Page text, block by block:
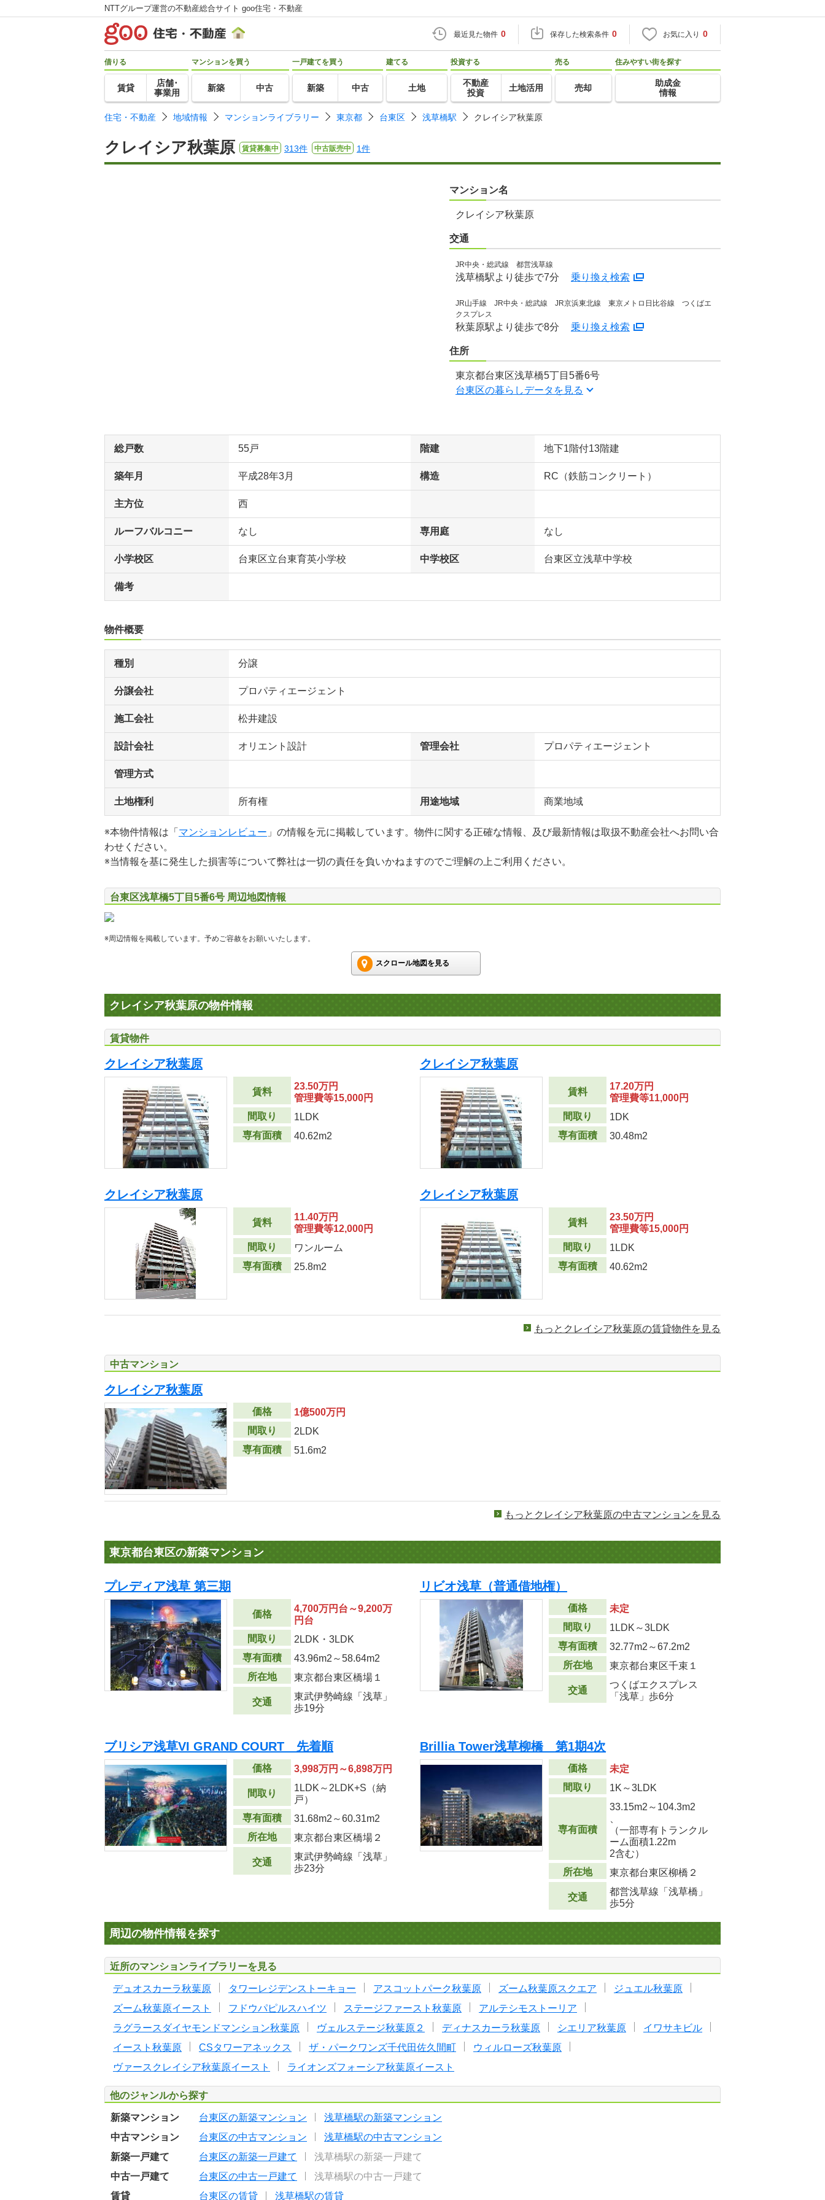
NTTグループ運営の不動産総合サイト goo住宅・不動産
最近見た物件 0 保存した検索条件 0 お気に入り 0
借りる
賃貸
店舗･
事業用
マンションを買う
新築 中古
一戸建てを買う
新築 中古
建てる
土地
投資する
不動産
投資
土地活用
売る
売却
住みやすい街を探す
助成金
情報
住宅・不動産 地域情報 マンションライブラリー 東京都 台東区 浅草橋駅 クレイシア秋葉原
クレイシア秋葉原 賃貸募集中 313件 中古販売中 1件
マンション名
クレイシア秋葉原
交通
JR中央・総武線 都営浅草線
浅草橋駅より徒歩で7分 乗り換え検索
JR山手線 JR中央・総武線 JR京浜東北線 東京メトロ日比谷線 つくばエ
クスプレス
秋葉原駅より徒歩で8分 乗り換え検索
住所
東京都台東区浅草橋5丁目5番6号
台東区の暮らしデータを見る
総戸数 55戸 階建 地下1階付13階建
築年月 平成28年3月 構造 RC（鉄筋コンクリート）
主方位 西
ルーフバルコニー なし 専用庭 なし
小学校区 台東区立台東育英小学校 中学校区 台東区立浅草中学校
備考
物件概要
種別 分譲
分譲会社 プロパティエージェント
施工会社 松井建設
設計会社 オリエント設計 管理会社 プロパティエージェント
管理方式
土地権利 所有権 用途地域 商業地域
※本物件情報は「 マンションレビュー 」の情報を元に掲載しています。物件に関する正確な情報、及び最新情報は取扱不動産会社へお問い合
わせください。
※当情報を基に発生した損害等について弊社は一切の責任を負いかねますのでご理解の上ご利用ください。
台東区浅草橋5丁目5番6号 周辺地図情報
※周辺情報を掲載しています。予めご容赦をお願いいたします。
スクロール地図を見る
クレイシア秋葉原の物件情報
賃貸物件
クレイシア秋葉原
賃料
23.50万円
管理費等15,000円
間取り
1LDK
専有面積
40.62m2
クレイシア秋葉原
賃料
17.20万円
管理費等11,000円
間取り
1DK
専有面積
30.48m2
クレイシア秋葉原
賃料
11.40万円
管理費等12,000円
間取り
ワンルーム
専有面積
25.8m2
クレイシア秋葉原
賃料
23.50万円
管理費等15,000円
間取り
1LDK
専有面積
40.62m2
もっとクレイシア秋葉原の賃貸物件を見る
中古マンション
クレイシア秋葉原
価格
1億500万円
間取り
2LDK
専有面積
51.6m2
もっとクレイシア秋葉原の中古マンションを見る
東京都台東区の新築マンション
プレディア浅草 第三期
価格
4,700万円台～9,200万
円台
間取り
2LDK・3LDK
専有面積
43.96m2 ～58.64m2
所在地
東京都台東区橋場１
交通
東武伊勢崎線「浅草」
歩19分
リビオ浅草（普通借地権）
価格
未定
間取り
1LDK～3LDK
専有面積
32.77m2 ～67.2m2
所在地
東京都台東区千束１
交通
つくばエクスプレス
「浅草」歩6分
ブリシア浅草VI GRAND COURT 先着順
価格 3,998万円～6,898万円
間取り
1LDK～2LDK+S（納
戸）
専有面積
31.68m2 ～60.31m2
所在地
東京都台東区橋場２
交通
東武伊勢崎線「浅草」
歩23分
Brillia Tower浅草柳橋 第1期4次
価格
未定
間取り
1K～3LDK
専有面積
33.15m2 ～104.3m2
（一部専有トランクル
ーム面積1.22m
2含む）
所在地
東京都台東区柳橋２
交通
都営浅草線「浅草橋」
歩5分
周辺の物件情報を探す
近所のマンションライブラリーを見る
デュオスカーラ秋葉原 タワーレジデンストーキョー アスコットパーク秋葉原 ズーム秋葉原スクエア
ジュエル秋葉原
ズーム秋葉原イースト
フドウパピルスハイツ ステージファースト秋葉原
アルテシモストーリア
ラグラースダイヤモンドマンション秋葉原
ヴェルステージ秋葉原２ ディナスカーラ秋葉原 シエリア秋葉原
イワサキビル
イースト秋葉原
CSタワーアネックス ザ・パークワンズ千代田佐久間町
ウィルローズ秋葉原
ヴァースクレイシア秋葉原イースト
ライオンズフォーシア秋葉原イースト
他のジャンルから探す
新築マンション 台東区の新築マンション
浅草橋駅の新築マンション
中古マンション
台東区の中古マンション
浅草橋駅の中古マンション
新築一戸建て
台東区の新築一戸建て
浅草橋駅の新築一戸建て
中古一戸建て
台東区の中古一戸建て
浅草橋駅の中古一戸建て
賃貸
台東区の賃貸 浅草橋駅の賃貸